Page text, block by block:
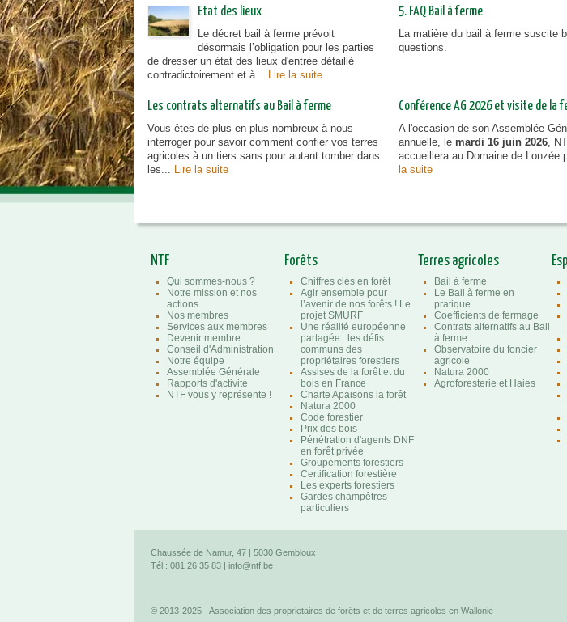
Etat des lieux
Le décret bail à ferme prévoit
désormais l’obligation pour les parties
de dresser un état des lieux d'entrée détaillé
contradictoirement et à... Lire la suite
5. FAQ Bail à ferme
La matière du bail à ferme suscite
questions.
Les contrats alternatifs au Bail à ferme
Vous êtes de plus en plus nombreux à nous
interroger pour savoir comment confier vos terres
agricoles à un tiers sans pour autant tomber dans
les... Lire la suite
Conférence AG 2026 et visite de la
A l'occasion de son Assemblée
annuelle, le mardi 16 juin 2026 ,
accueillera au Domaine de Lonzée
la suite
NTF
Qui sommes-nous ?
Notre mission et nos
actions
Nos membres
Services aux membres
Devenir membre
Conseil d'Administration
Notre équipe
Assemblée Générale
Rapports d'activité
NTF vous y représente !
Forêts
Chiffres clés en forêt
Agir ensemble pour
l’avenir de nos forêts ! Le
projet SMURF
Une réalité européenne
partagée : les défis
communs des
propriétaires forestiers
Assises de la forêt et du
bois en France
Charte Apaisons la forêt
Natura 2000
Code forestier
Prix des bois
Pénétration d'agents DNF
en forêt privée
Groupements forestiers
Certification forestière
Les experts forestiers
Gardes champêtres
particuliers
Terres agricoles
Bail à ferme
Le Bail à ferme en
pratique
Coefficients de fermage
Contrats alternatifs au Bail
à ferme
Observatoire du foncier
agricole
Natura 2000
Agroforesterie et Haies
Chaussée de Namur, 47 | 5030 Gembloux
Tél : 081 26 35 83 | info@ntf.be
© 2013-2025 - Association des proprietaires de forêts et de terres agricoles en Wallonie